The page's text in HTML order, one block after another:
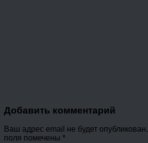
Добавить комментарий
Ваш адрес email не будет опубликован.
поля помечены *